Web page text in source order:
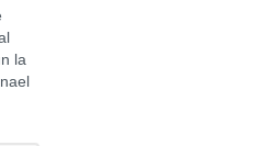
la